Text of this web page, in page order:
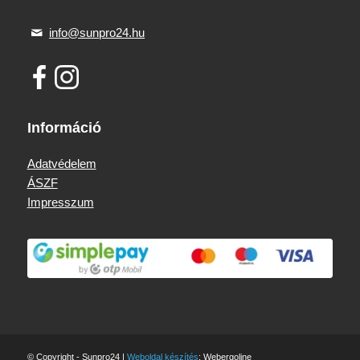
info@sunpro24.hu
Információ
Adatvédelem
ÁSZF
Impresszum
© Copyright - Sunpro24 | Weboldal készítés: Webergoline